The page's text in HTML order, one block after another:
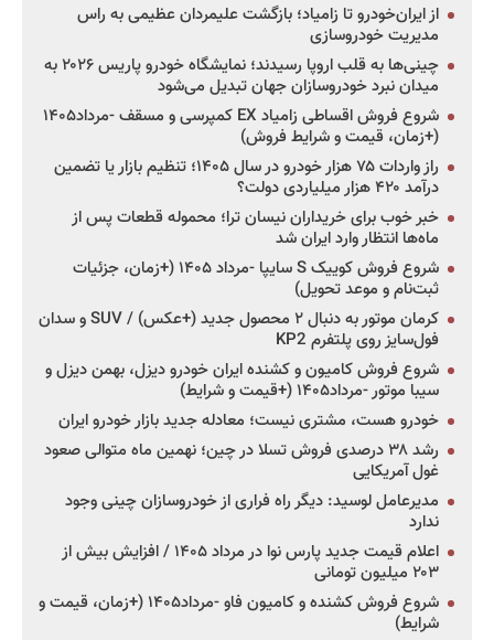
از ایران‌خودرو تا زامیاد؛ بازگشت علیمردان عظیمی به راس
مدیریت خودروسازی
چینی‌ها به قلب اروپا رسیدند؛ نمایشگاه خودرو پاریس ۲۰۲۶ به
میدان نبرد خودروسازان جهان تبدیل می‌شود
شروع فروش اقساطی زامیاد EX کمپرسی و مسقف -مرداد۱۴۰۵
(+زمان، قیمت و شرایط فروش)
راز واردات ۷۵ هزار خودرو در سال ۱۴۰۵؛ تنظیم بازار یا تضمین
درآمد ۴۲۰ هزار میلیاردی دولت؟
خبر خوب برای خریداران نیسان ترا؛ محموله قطعات پس از
ماه‌ها انتظار وارد ایران شد
شروع فروش کوییک S سایپا -مرداد ۱۴۰۵ (+زمان، جزئیات
ثبت‌نام و موعد تحویل)
کرمان موتور به دنبال ۲ محصول جدید (+عکس) / SUV و سدان
فول‌سایز روی پلتفرم KP2
شروع فروش کامیون و کشنده ایران خودرو دیزل، بهمن دیزل و
سیبا موتور -مرداد۱۴۰۵ (+قیمت و شرایط)
خودرو هست، مشتری نیست؛ معادله جدید بازار خودرو ایران
رشد ۳۸ درصدی فروش تسلا در چین؛ نهمین ماه متوالی صعود
غول آمریکایی
مدیرعامل لوسید: دیگر راه فراری از خودروسازان چینی وجود
ندارد
اعلام قیمت جدید پارس نوا در مرداد ۱۴۰۵ / افزایش بیش از
۲۰۳ میلیون تومانی
شروع فروش کشنده و کامیون فاو -مرداد۱۴۰۵ (+زمان، قیمت و
شرایط)